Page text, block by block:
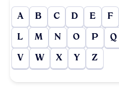
A B C D E F
L M N O P Q
V W X Y Z